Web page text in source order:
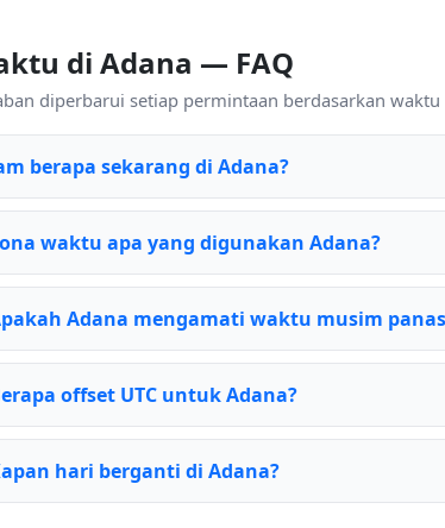
di Adana — FAQ
diperbarui setiap permintaan berdasarkan
berapa sekarang di Adana?
waktu apa yang digunakan Adana?
Adana mengamati waktu musim
offset UTC untuk Adana?
hari berganti di Adana?